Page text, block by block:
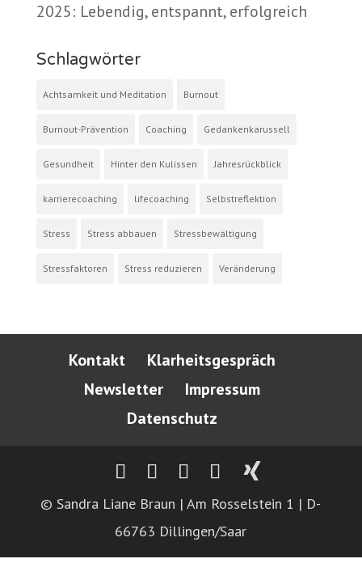
2025: Lebendig, entspannt, erfolgreich
Schlagwörter
Achtsamkeit und Meditation Burnout
Burnout-Prävention Coaching Gedankenkarussell
Gesundheit Hinter den Kulissen Jahresrückblick
karrierecoaching lifecoaching Selbstreflektion
Stress Stress abbauen Stressbewältigung
Stressfaktoren Stress reduzieren Veränderung
Kontakt
Klarheitsgespräch
Newsletter
Impressum
Datenschutz
© Sandra Liane Braun | Am Rosselstein 1 | D-
66763 Dillingen/Saar